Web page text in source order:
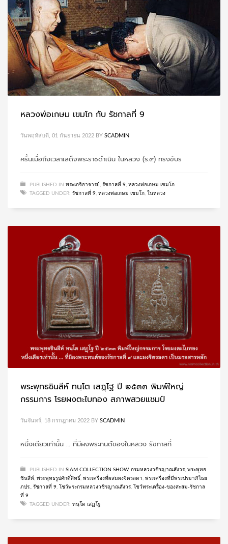
หลวงพ่อเกษม เขมโก กับ รัชกาลที่ 9
วันพฤหัสบดี, 01 กันยายน 2022 BY SCADMIN
ครั้นเมื่อถึงเวลาเสด็จพระราชดำเนิน ในหลวง (ร.๙) ทรงขับร
PUBLISHED IN พระเกจิอาจารย์ รัชกาลที่ 9 หลวงพ่อเกษม เขมโก
TAGGED UNDER: รัชกาลที่ 9 หลวงพ่อเกษม เขมโก ในหลวง
พระพุทธชินสีห์ ทนฺโต เสฏฺโฐ ปี ๒๕๓๓ พิมพ์ใหญ่
กรรมการ โรยผงตะไบทอง สภาพสวยแชมป์
วันจันทร์, 18 กรกฎาคม 2022 BY SCADMIN
หนึ่งเดียวเท่านั้น … ที่มีผงพระทนต์ของในหลวง รัชกาลที่
PUBLISHED IN SIAM COLLECTION SHOW, กรมหลวงวชิรญาณสังวร พระพุทธ
ชินสีห์ พระพุทธรูปศักดิ์สิทธิ์ พระเครื่องที่ผสมผงจิตรลดา พระเครื่องที่มีพระปรมาภิไธย
ภปร.
รัชกาลที่ 9 โชว์พระกรมหลวงวชิรญาณสังวร
โชว์พระเครื่อง-ของสะสม-รัชกาล
ที่ 9
TAGGED UNDER: ทนฺโต เสฏโฐ